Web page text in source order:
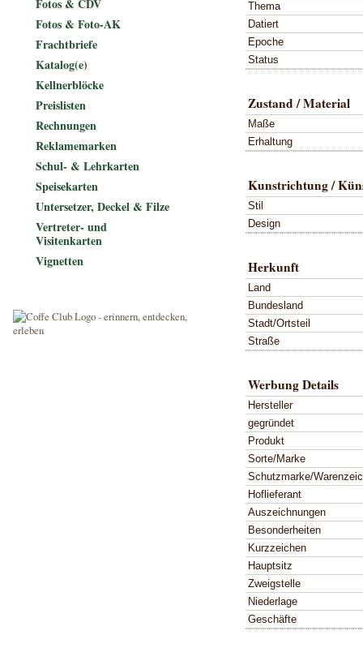
Thema
Datiert
Epoche
Status
Zustand / Material
Maße
Erhaltung
Kunstrichtung /
Stil
Design
Herkunft
Land
Bundesland
Stadt/Ortsteil
Straße
Werbung Details
Hersteller
gegründet
Produkt
Sorte/Marke
Schutzmarke/
Hoflieferant
Auszeichnungen
Besonderheiten
Kurzzeichen
Hauptsitz
Zweigstelle
Niederlage
Geschäfte
Fotos & CDV
Fotos & Foto-AK
Frachtbriefe
Katalog(e)
Kellnerblöcke
Preislisten
Rechnungen
Reklamemarken
Schul- & Lehrkarten
Speisekarten
Untersetzer, Deckel & Filze
Vertreter- und
Visitenkarten
Vignetten